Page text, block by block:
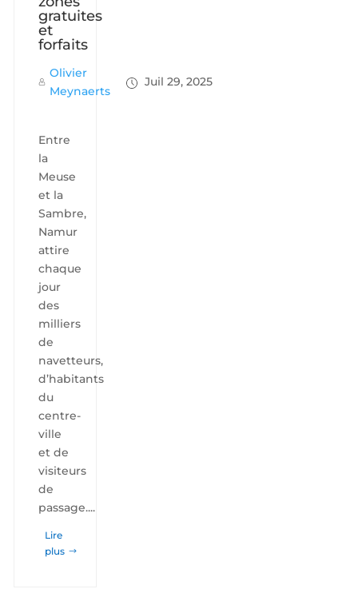
gratuites
et
forfaits
Olivier
Meynaerts
Juil 29, 2025
Entre
la
Meuse
et la
Sambre,
Namur
attire
chaque
jour
des
milliers
de
navetteurs,
d’habitants
du
centre-
ville
et de
visiteurs
de
passage....
Lire
plus